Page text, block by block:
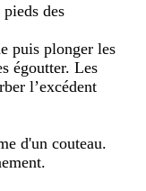
des
puis plonger les
égoutter. Les
l’excédent
d'un couteau.